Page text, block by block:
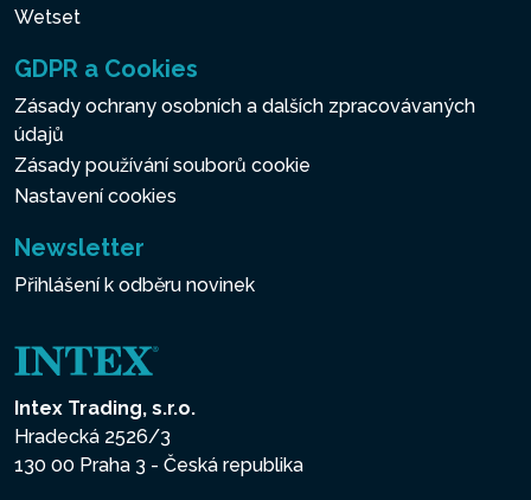
Wetset
GDPR a Cookies
Zásady ochrany osobních a dalších zpracovávaných
údajů
Zásady používání souborů cookie
Nastavení cookies
Newsletter
Přihlášení k odběru novinek
Intex Trading, s.r.o.
Hradecká 2526/3
130 00 Praha 3 - Česká republika